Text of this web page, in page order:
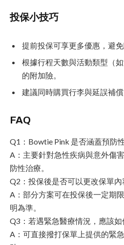
投保小技巧
提前投保可享更多優惠，避免
根據行程天數與活動類型（
的附加險。
建議同時購買行李與延誤補
FAQ
Q1：Bowtie Pink 是否涵蓋預防
A：主要針對急性疾病與意外傷
防性治療。
Q2：投保後是否可以更改保單內
A：部分方案可在投保後一定期
明為準。
Q3：若遇緊急醫療情況，應該如
A：可直接撥打保單上提供的緊